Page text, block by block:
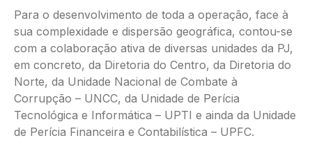
Para o desenvolvimento de toda a operação, face à
sua complexidade e dispersão geográfica, contou-se
com a colaboração ativa de diversas unidades da PJ,
em concreto, da Diretoria do Centro, da Diretoria do
Norte, da Unidade Nacional de Combate à
Corrupção – UNCC, da Unidade de Perícia
Tecnológica e Informática – UPTI e ainda da Unidade
de Perícia Financeira e Contabilística – UPFC.